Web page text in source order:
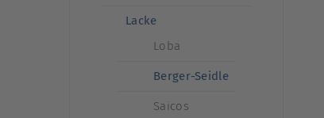
Lacke
Loba
Berger-Seidle
Saicos